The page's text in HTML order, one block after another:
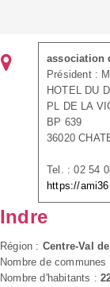
association
Président :
HOTEL DU
PL DE LA
BP 639
36020
Tel. : 02 54
https://
Indre
Région : Centre-Val
Nombre de
Nombre d'habitants :